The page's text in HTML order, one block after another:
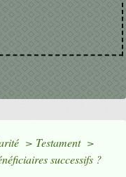
> Testament >
successifs ?